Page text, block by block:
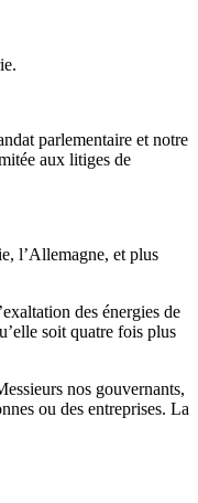
parlementaire et notre
aux litiges de
l’Allemagne, et plus
des énergies de
soit quatre fois plus
nos gouvernants,
ou des entreprises. La